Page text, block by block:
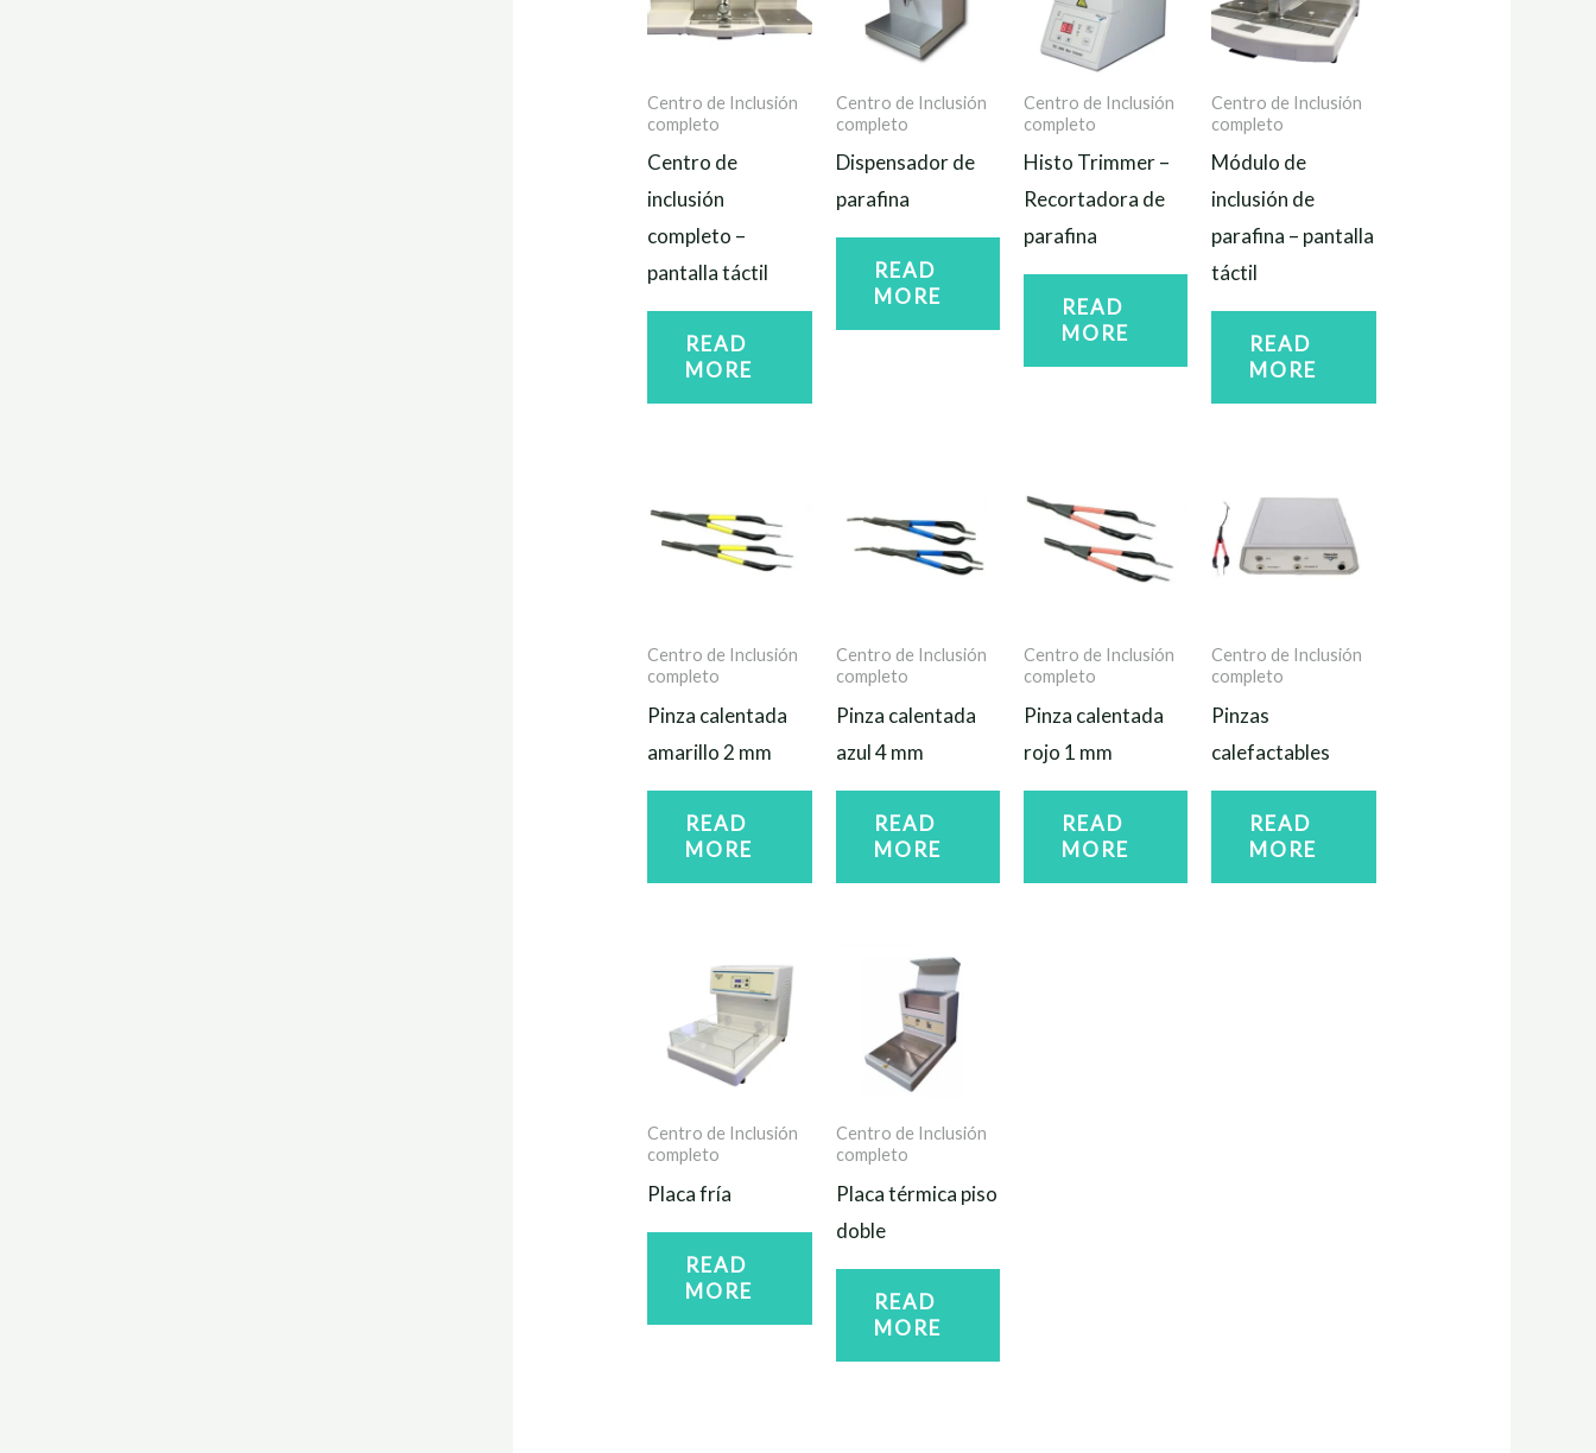
Centro de Inclusión
completo
Centro de
inclusión
completo –
pantalla táctil
READ
MORE
Centro de Inclusión
completo
Dispensador de
parafina
READ
MORE
Centro de Inclusión
completo
Histo Trimmer –
Recortadora de
parafina
READ
MORE
Centro de Inclusión
completo
Módulo de
inclusión de
parafina – pantalla
táctil
READ
MORE
Centro de Inclusión
completo
Pinza calentada
amarillo 2 mm
READ
MORE
Centro de Inclusión
completo
Pinza calentada
azul 4 mm
READ
MORE
Centro de Inclusión
completo
Pinza calentada
rojo 1 mm
READ
MORE
Centro de Inclusión
completo
Pinzas
calefactables
READ
MORE
Centro de Inclusión
completo
Placa fría
READ
MORE
Centro de Inclusión
completo
Placa térmica piso
doble
READ
MORE